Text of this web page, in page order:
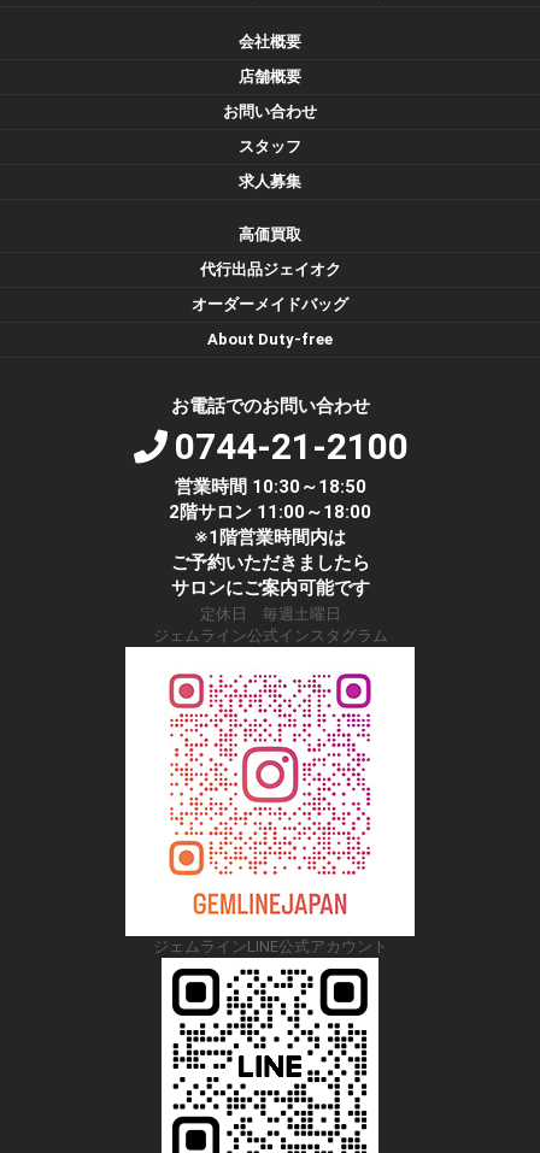
会社概要
店舗概要
お問い合わせ
スタッフ
求人募集
高価買取
代行出品ジェイオク
オーダーメイドバッグ
About Duty-free
お電話でのお問い合わせ
0744-21-2100
営業時間 10:30～18:50
2階サロン 11:00～18:00
※1階営業時間内は
ご予約いただきましたら
サロンにご案内可能です
定休日 毎週土曜日
ジェムライン公式インスタグラム
ジェムラインLINE公式アカウント